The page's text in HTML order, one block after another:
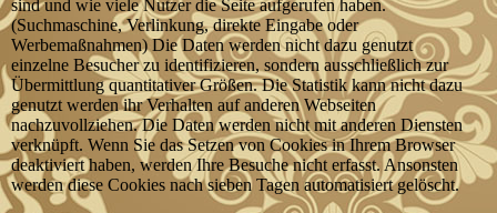
sind und wie viele Nutzer die Seite aufgerufen haben.
(Suchmaschine, Verlinkung, direkte Eingabe oder
Werbemaßnahmen) Die Daten werden nicht dazu genutzt
einzelne Besucher zu identifizieren, sondern ausschließlich zur
Übermittlung quantitativer Größen. Die Statistik kann nicht dazu
genutzt werden ihr Verhalten auf anderen Webseiten
nachzuvollziehen. Die Daten werden nicht mit anderen Diensten
verknüpft. Wenn Sie das Setzen von Cookies in Ihrem Browser
deaktiviert haben, werden Ihre Besuche nicht erfasst. Ansonsten
werden diese Cookies nach sieben Tagen automatisiert gelöscht.